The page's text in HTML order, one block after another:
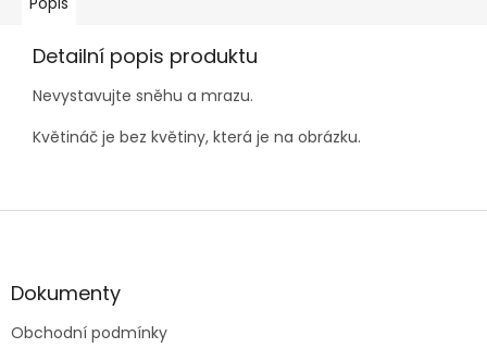
Detailní popis produktu
Nevystavujte sněhu a mrazu.
Květináč je bez květiny, která je na obrázku.
Z
aDokumenty
Obchodní podmínky